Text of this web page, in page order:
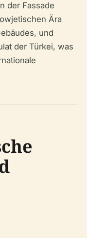
der Fassade
Ära
und
der Türkei, was